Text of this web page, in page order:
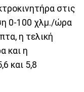
στις
0-100 χλμ./ώρα
η τελική
και η
και 5,8